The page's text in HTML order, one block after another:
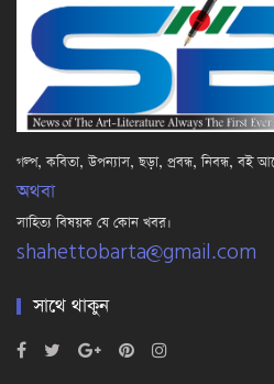
গল্প, কবিতা, উপন্যাস, ছড়া, প্রবন্ধ, নিবন্ধ, বই
অথবা
সাহিত্য বিষয়ক যে কোন খবর।
shahettobarta@gmail.com
সাথে থাকুন